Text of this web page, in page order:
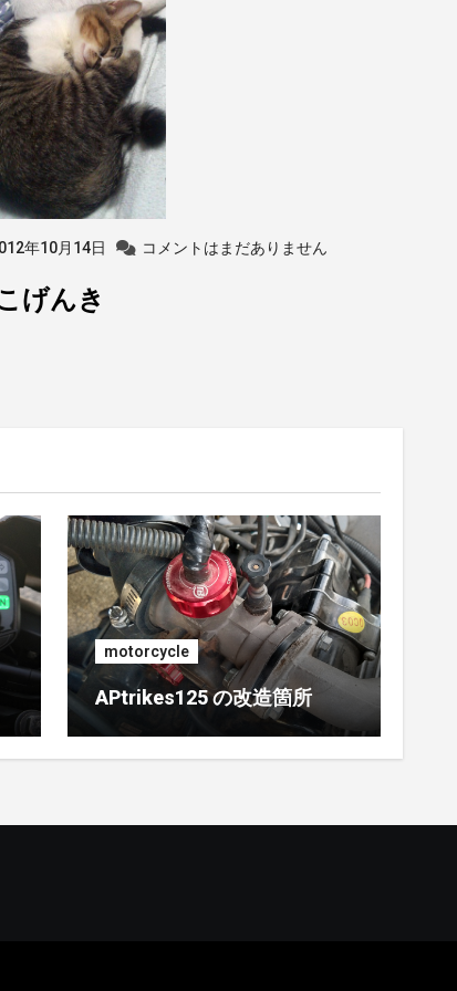
年10月14日 コメントはまだありません
げんき
motorcycle
APtrikes125 の改造箇所